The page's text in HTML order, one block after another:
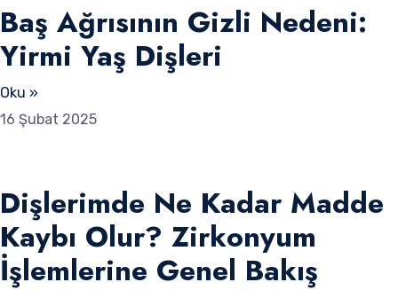
Baş Ağrısının Gizli Nedeni:
Yirmi Yaş Dişleri
Oku »
16 Şubat 2025
Dişlerimde Ne Kadar Madde
Kaybı Olur? Zirkonyum
İşlemlerine Genel Bakış